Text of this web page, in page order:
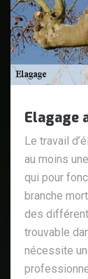
Elagage
Le travail
au moins
qui pour
branche
des
trouvable
nécessite